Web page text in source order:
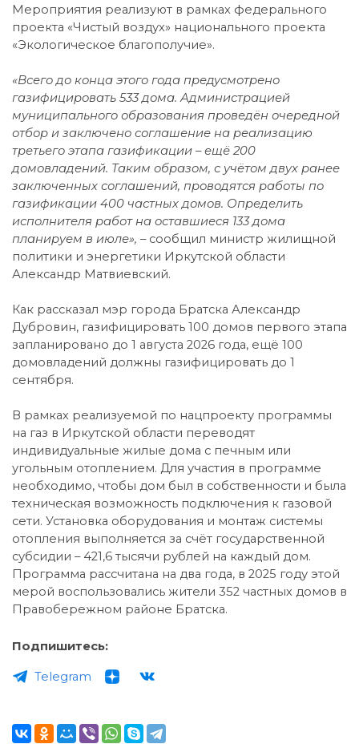
Мероприятия реализуют в рамках федерального
проекта «Чистый воздух» национального проекта
«Экологическое благополучие».
«Всего до конца этого года предусмотрено
газифицировать 533 дома. Администрацией
муниципального образования проведён очередной
отбор и заключено соглашение на реализацию
третьего этапа газификации – ещё 200
домовладений. Таким образом, с учётом двух ранее
заключенных соглашений, проводятся работы по
газификации 400 частных домов. Определить
исполнителя работ на оставшиеся 133 дома
планируем в июле», – сообщил министр жилищной
политики и энергетики Иркутской области
Александр Матвиевский.
Как рассказал мэр города Братска Александр
Дубровин, газифицировать 100 домов первого этапа
запланировано до 1 августа 2026 года, ещё 100
домовладений должны газифицировать до 1
сентября.
В рамках реализуемой по нацпроекту программы
на газ в Иркутской области переводят
индивидуальные жилые дома с печным или
угольным отоплением. Для участия в программе
необходимо, чтобы дом был в собственности и была
техническая возможность подключения к газовой
сети. Установка оборудования и монтаж системы
отопления выполняется за счёт государственной
субсидии – 421,6 тысячи рублей на каждый дом.
Программа рассчитана на два года, в 2025 году этой
мерой воспользовались жители 352 частных домов в
Правобережном районе Братска.
Подпишитесь:
Telegram